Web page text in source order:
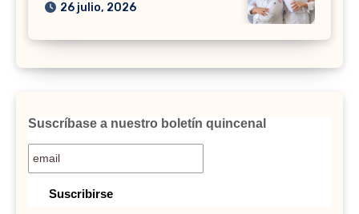
26 julio, 2026
Suscríbase a nuestro boletín quincenal